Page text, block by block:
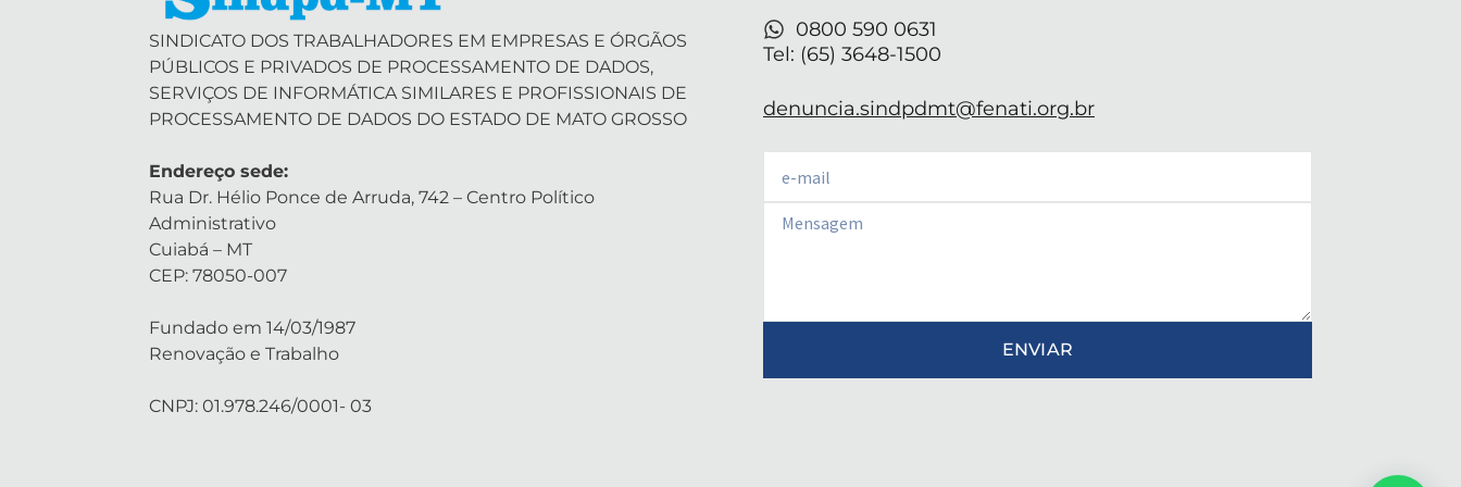
i
n
SINDICATO DOS TRABALHADORES EM EMPRESAS E ÓRGÃOS
PÚBLICOS E PRIVADOS DE PROCESSAMENTO DE DADOS,
SERVIÇOS DE INFORMÁTICA SIMILARES E PROFISSIONAIS DE
PROCESSAMENTO DE DADOS DO ESTADO DE MATO GROSSO
Endereço sede:
Rua Dr. Hélio Ponce de Arruda, 742 – Centro Político
Administrativo
Cuiabá – MT
CEP: 78050-007
Fundado em 14/03/1987
Renovação e Trabalho
CNPJ: 01.978.246/0001- 03
0800 590 0631
Tel: (65) 3648-1500
denuncia.sindpdmt@fenati.org.br
Email
ENVIAR